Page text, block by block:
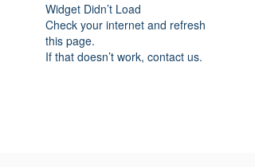
Widget Didn’t Load
Check your internet and refresh
this page.
If that doesn’t work, contact us.